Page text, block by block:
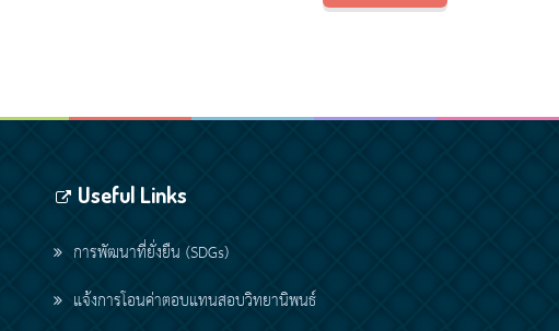
Useful Links
การพัฒนาที่ยั่งยืน (SDGs)
แจ้งการโอนค่าตอบแทนสอบวิทยานิพนธ์